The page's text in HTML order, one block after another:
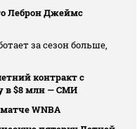
Леброн Джеймс
за сезон больше,
контракт с
в $8 млн — СМИ
WNBA